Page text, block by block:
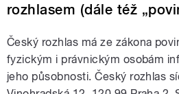
rozhlasem (dále též
Český rozhlas má ze zákona
fyzickým i právnickým osobám
jeho působnosti. Český rozhlas